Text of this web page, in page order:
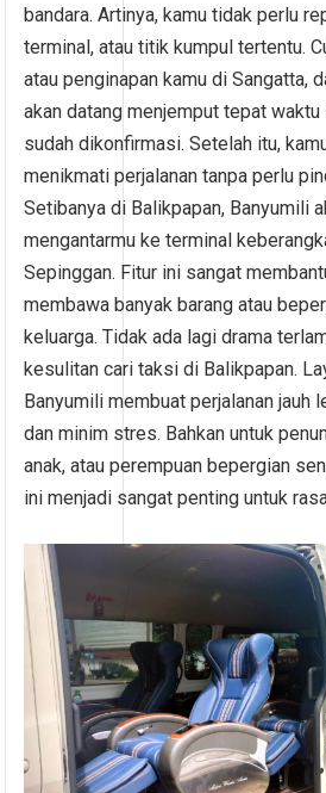
bandara. Artinya, kamu tidak perlu
terminal, atau titik kumpul tertentu.
atau penginapan kamu di Sangatta,
akan datang menjemput tepat
sudah dikonfirmasi. Setelah itu,
menikmati perjalanan tanpa perlu
Setibanya di Balikpapan, Banyumili
mengantarmu ke terminal
Sepinggan. Fitur ini sangat
membawa banyak barang atau
keluarga. Tidak ada lagi drama
kesulitan cari taksi di Balikpapan.
Banyumili membuat perjalanan jauh
dan minim stres. Bahkan untuk
anak, atau perempuan bepergian
ini menjadi sangat penting untuk